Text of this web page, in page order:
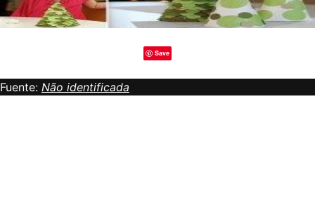
Save
Fuente: Não identificada